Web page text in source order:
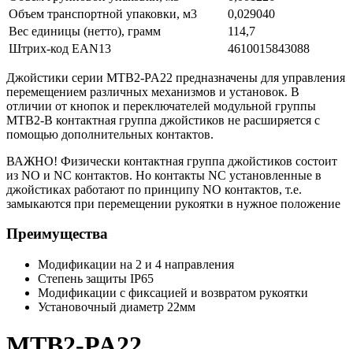
Объем транспортной упаковки, м3
0,029040
Вес единицы (нетто), грамм
114,7
Штрих-код EAN13
4610015843088
Джойстики серии MTB2-PA22 предназначены для управления
перемещением различных механизмов и установок. В
отличии от кнопок и переключателей модульной группы
MTB2-B контактная группа джойстиков не расширяется с
помощью дополнительных контактов.
ВАЖНО! Физически контактная группа джойстиков состоит
из NO и NC контактов. Но контакты NC установленные в
джойстиках работают по принципу NO контактов, т.е.
замыкаются при перемещении рукоятки в нужное положение
Преимущества
Модификации на 2 и 4 направления
Степень защиты IP65
Модификации с фиксацией и возвратом рукоятки
Установочный диаметр 22мм